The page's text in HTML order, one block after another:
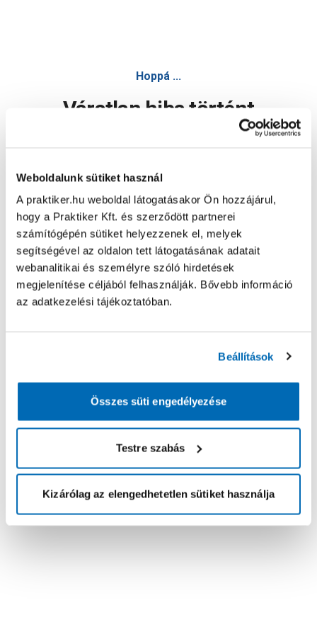
Weboldalunk sütiket használ
A praktiker.hu weboldal látogatásakor Ön hozzájárul,
hogy a Praktiker Kft. és szerződött partnerei
számítógépén sütiket helyezzenek el, melyek
segítségével az oldalon tett látogatásának adatait
webanalitikai és személyre szóló hirdetések
megjelenítése céljából felhasználják. Bővebb információ
az adatkezelési tájékoztatóban.
Beállítások
Összes süti engedélyezése
Testre szabás
Kizárólag az elengedhetetlen sütiket használja
Hoppá ...
Váratlan hiba történt
Oldal újratöltése